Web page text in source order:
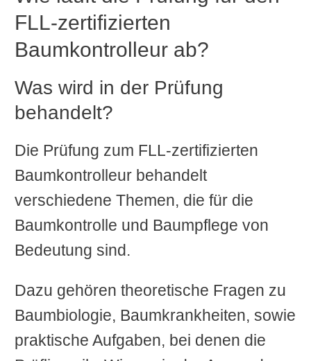
FLL-zertifizierten
Baumkontrolleur ab?
Was wird in der Prüfung
behandelt?
Die Prüfung zum FLL-zertifizierten
Baumkontrolleur behandelt
verschiedene Themen, die für die
Baumkontrolle und Baumpflege von
Bedeutung sind.
Dazu gehören theoretische Fragen zu
Baumbiologie, Baumkrankheiten, sowie
praktische Aufgaben, bei denen die